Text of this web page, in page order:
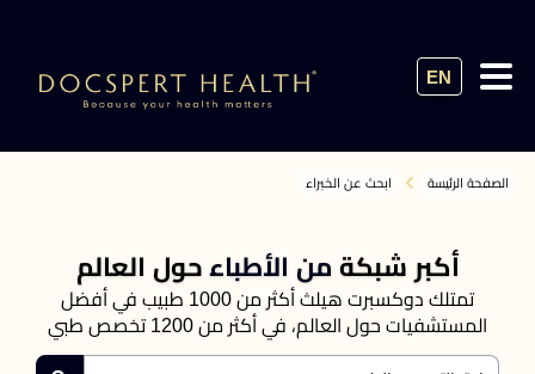
EN
الصفحة الرئيسة ابحث عن الخبراء
أكبر شبكة من الأطباء حول العالم
تمتلك دوكسبرت هيلث أكثر من 1000 طبيب في أفضل
المستشفيات حول العالم، في أكثر من 1200 تخصص طبي